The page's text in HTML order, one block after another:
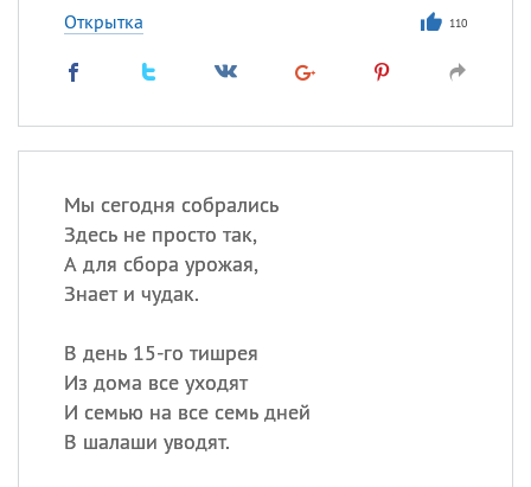
Открытка 110
Мы сегодня собрались
Здесь не просто так,
А для сбора урожая,
Знает и чудак.
В день 15-го тишрея
Из дома все уходят
И семью на все семь дней
В шалаши уводят.